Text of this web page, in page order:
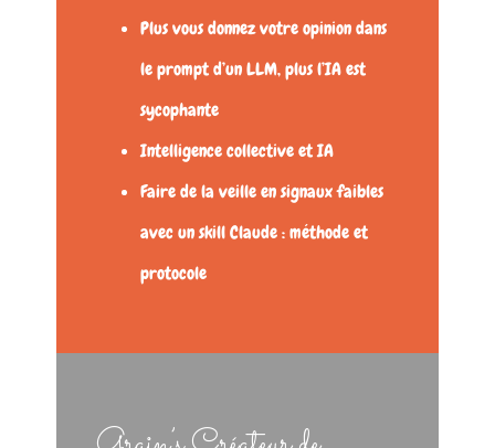
Plus vous donnez votre opinion dans
le prompt d’un LLM, plus l’IA est
sycophante
Intelligence collective et IA
Faire de la veille en signaux faibles
avec un skill Claude : méthode et
protocole